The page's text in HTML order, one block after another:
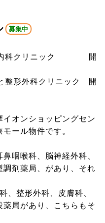
募集中
内科クリニック 開
形外科クリニック 開
オンショッピングセン
ール物件です。
咽喉科、脳神経外科、
調剤薬局、があり、それ
、整形外科、皮膚科、
薬局があり、こちらもそ